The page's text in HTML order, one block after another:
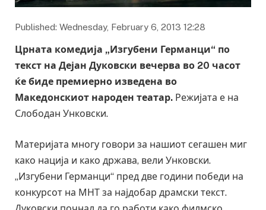
Published: Wednesday, February 6, 2013 12:28
Црната комедија „Изгубени Германци“ по
текст на Дејан Дуковски вечерва во 20 часот
ќе биде премиерно изведена во
Македонскиот народен театар. Режијата е на
Слободан Унковски.
Материјата многу говори за нашиот сегашен миг
како нација и како држава, вели Унковски.
„Изгубени Германци“ пред две години победи на
конкурсот на МНТ за најдобар драмски текст.